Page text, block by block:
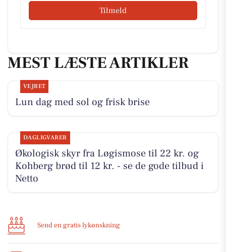
Tilmeld
MEST LÆSTE ARTIKLER
VEJRET
Lun dag med sol og frisk brise
DAGLIGVARER
Økologisk skyr fra Løgismose til 22 kr. og
Kohberg brød til 12 kr. - se de gode tilbud i
Netto
Send en gratis lykønskning